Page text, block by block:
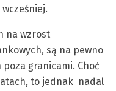
na wzrost
są na pewno
granicami. Choć
to jednak nadal